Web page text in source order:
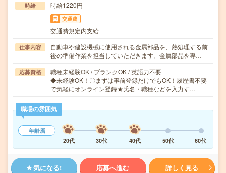
時給 時給1220円
交通費
交通費規定内支給
仕事内容
自動車や建設機械に使用される金属部品を、熱処理する前
後の準備作業を担当していただきます。金属部品を専…
応募資格
職種未経験OK / ブランクOK / 英語力不要
◆未経験OK！〇まずは事前登録だけでもOK！履歴書不要
で気軽にオンライン登録★氏名・職種などを入力す…
職場の雰囲気
年齢層
20代
30代 40代 50代 60代
気になる! 応募へ進む 詳しく見る